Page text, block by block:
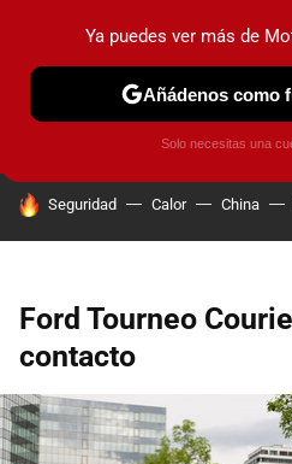
PRUEBAS COCHES
HOY SE HABLA DE
Seguridad Calor China
Ford Tourneo
contacto
Ya puedes ver más de
Añádenos como
Solo necesitas una